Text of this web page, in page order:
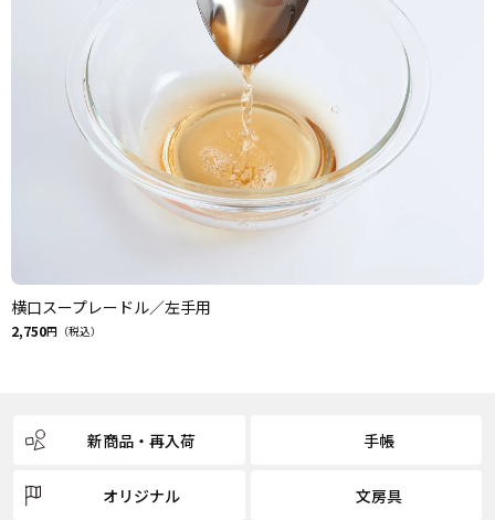
横口スープレードル／左手用
2,750円（税込）
新商品・再入荷 手帳
オリジナル 文房具